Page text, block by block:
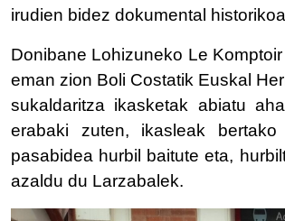
irudien bidez dokumental
Donibane Lohizuneko Le
eman zion Boli Costatik Euskal
sukaldaritza ikasketak abiatu
erabaki zuten, ikasleak
pasabidea hurbil baitute eta,
azaldu du Larzabalek.